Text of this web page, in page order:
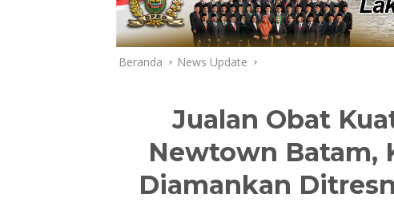
Beranda News Update
Jualan Obat
Newtown Batam,
Diamankan